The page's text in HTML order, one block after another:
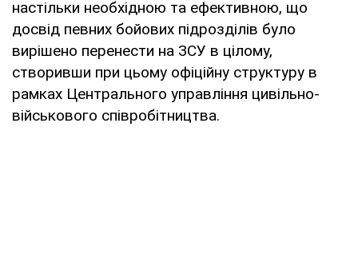
настільки необхідною та ефективною, що
досвід певних бойових підрозділів було
вирішено перенести на ЗСУ в цілому,
створивши при цьому офіційну структуру в
рамках Центрального управління цивільно-
військового співробітництва.